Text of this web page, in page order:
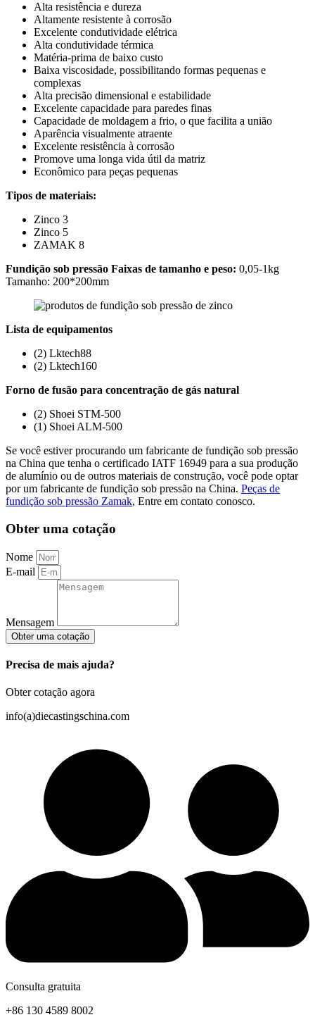
Alta resistência e dureza
Altamente resistente à corrosão
Excelente condutividade elétrica
Alta condutividade térmica
Matéria-prima de baixo custo
Baixa viscosidade, possibilitando formas pequenas e
complexas
Alta precisão dimensional e estabilidade
Excelente capacidade para paredes finas
Capacidade de moldagem a frio, o que facilita a união
Aparência visualmente atraente
Excelente resistência à corrosão
Promove uma longa vida útil da matriz
Econômico para peças pequenas
Tipos de materiais:
Zinco 3
Zinco 5
ZAMAK 8
Fundição sob pressão Faixas de tamanho e peso: 0,05-1kg
Tamanho: 200*200mm
Lista de equipamentos
(2) Lktech88
(2) Lktech160
Forno de fusão para concentração de gás natural
(2) Shoei STM-500
(1) Shoei ALM-500
Se você estiver procurando um fabricante de fundição sob pressão
na China que tenha o certificado IATF 16949 para a sua produção
de alumínio ou de outros materiais de construção, você pode optar
por um fabricante de fundição sob pressão na China. Peças de
fundição sob pressão Zamak, Entre em contato conosco.
Obter uma cotação
Nome
E-mail
Mensagem
Obter uma cotação
Precisa de mais ajuda?
Obter cotação agora
info(a)diecastingschina.com
Consulta gratuita
+86 130 4589 8002